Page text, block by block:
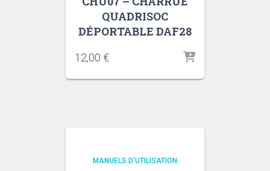
QUADRISOC
DÉPORTABLE DAF28
12,00 €
MANUELS D'UTILISATION